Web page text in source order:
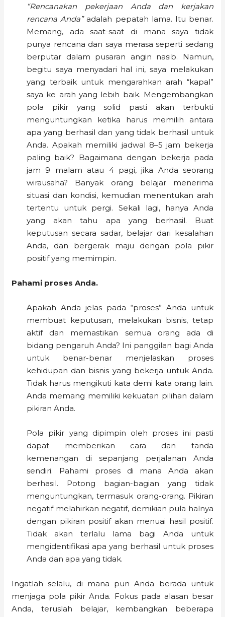
“Rencanakan pekerjaan Anda dan kerjakan
rencana Anda”adalah pepatah lama. Itu benar.
Memang, ada saat-saat di mana saya tidak
punya rencana dan saya merasa seperti sedang
berputar dalam pusaran angin nasib. Namun,
begitu saya menyadari hal ini, saya melakukan
yang terbaik untuk mengarahkan arah “kapal”
saya ke arah yang lebih baik. Mengembangkan
pola pikir yang solid pasti akan terbukti
menguntungkan ketika harus memilih antara
apa yang berhasil dan yang tidak berhasil untuk
Anda. Apakah memiliki jadwal 8–5 jam bekerja
paling baik? Bagaimana dengan bekerja pada
jam 9 malam atau 4 pagi, jika Anda seorang
wirausaha? Banyak orang belajar menerima
situasi dan kondisi, kemudian menentukan arah
tertentu untuk pergi. Sekali lagi, hanya Anda
yang akan tahu apa yang berhasil. Buat
keputusan secara sadar, belajar dari kesalahan
Anda, dan bergerak maju dengan pola pikir
positif yang memimpin.
Pahami proses Anda.
Apakah Anda jelas pada “proses” Anda untuk
membuat keputusan, melakukan bisnis, tetap
aktif dan memastikan semua orang ada di
bidang pengaruh Anda? Ini panggilan bagi Anda
untuk benar-benar menjelaskan proses
kehidupan dan bisnis yang bekerja untuk Anda.
Tidak harus mengikuti kata demi kata orang lain.
Anda memang memiliki kekuatan pilihan dalam
pikiran Anda.
Pola pikir yang dipimpin oleh proses ini pasti
dapat memberikan cara dan tanda
kemenangan di sepanjang perjalanan Anda
sendiri. Pahami proses di mana Anda akan
berhasil. Potong bagian-bagian yang tidak
menguntungkan, termasuk orang-orang. Pikiran
negatif melahirkan negatif, demikian pula halnya
dengan pikiran positif akan menuai hasil positif.
Tidak akan terlalu lama bagi Anda untuk
mengidentifikasi apa yang berhasil untuk proses
Anda dan apa yang tidak.
Ingatlah selalu, di mana pun Anda berada untuk
menjaga pola pikir Anda. Fokus pada alasan besar
Anda, teruslah belajar, kembangkan beberapa